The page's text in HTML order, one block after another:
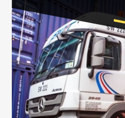
Цена за км.
- Контейнерные
оборудованном
безопасно.